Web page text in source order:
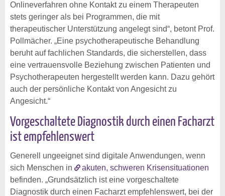
Onlineverfahren ohne Kontakt zu einem Therapeuten
stets geringer als bei Programmen, die mit
therapeutischer Unterstützung angelegt sind“, betont Prof.
Pollmächer. „Eine psychotherapeutische Behandlung
beruht auf fachlichen Standards, die sicherstellen, dass
eine vertrauensvolle Beziehung zwischen Patienten und
Psychotherapeuten hergestellt werden kann. Dazu gehört
auch der persönliche Kontakt von Angesicht zu
Angesicht.“
Vorgeschaltete Diagnostik durch einen Facharzt
ist empfehlenswert
Generell ungeeignet sind digitale Anwendungen, wenn
sich Menschen in
akuten, schweren Krisensituationen
befinden. „Grundsätzlich ist eine vorgeschaltete
Diagnostik durch einen Facharzt empfehlenswert, bei der